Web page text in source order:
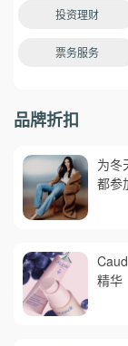
投资理财
票务服务
品牌折扣
为冬
都参
精华